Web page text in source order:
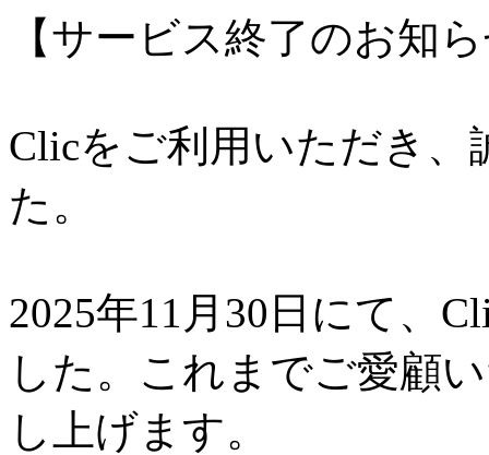
【サービス終了のお知
Clicをご利用いただき
た。
2025年11月30日にて、
した。これまでご愛顧
し上げます。